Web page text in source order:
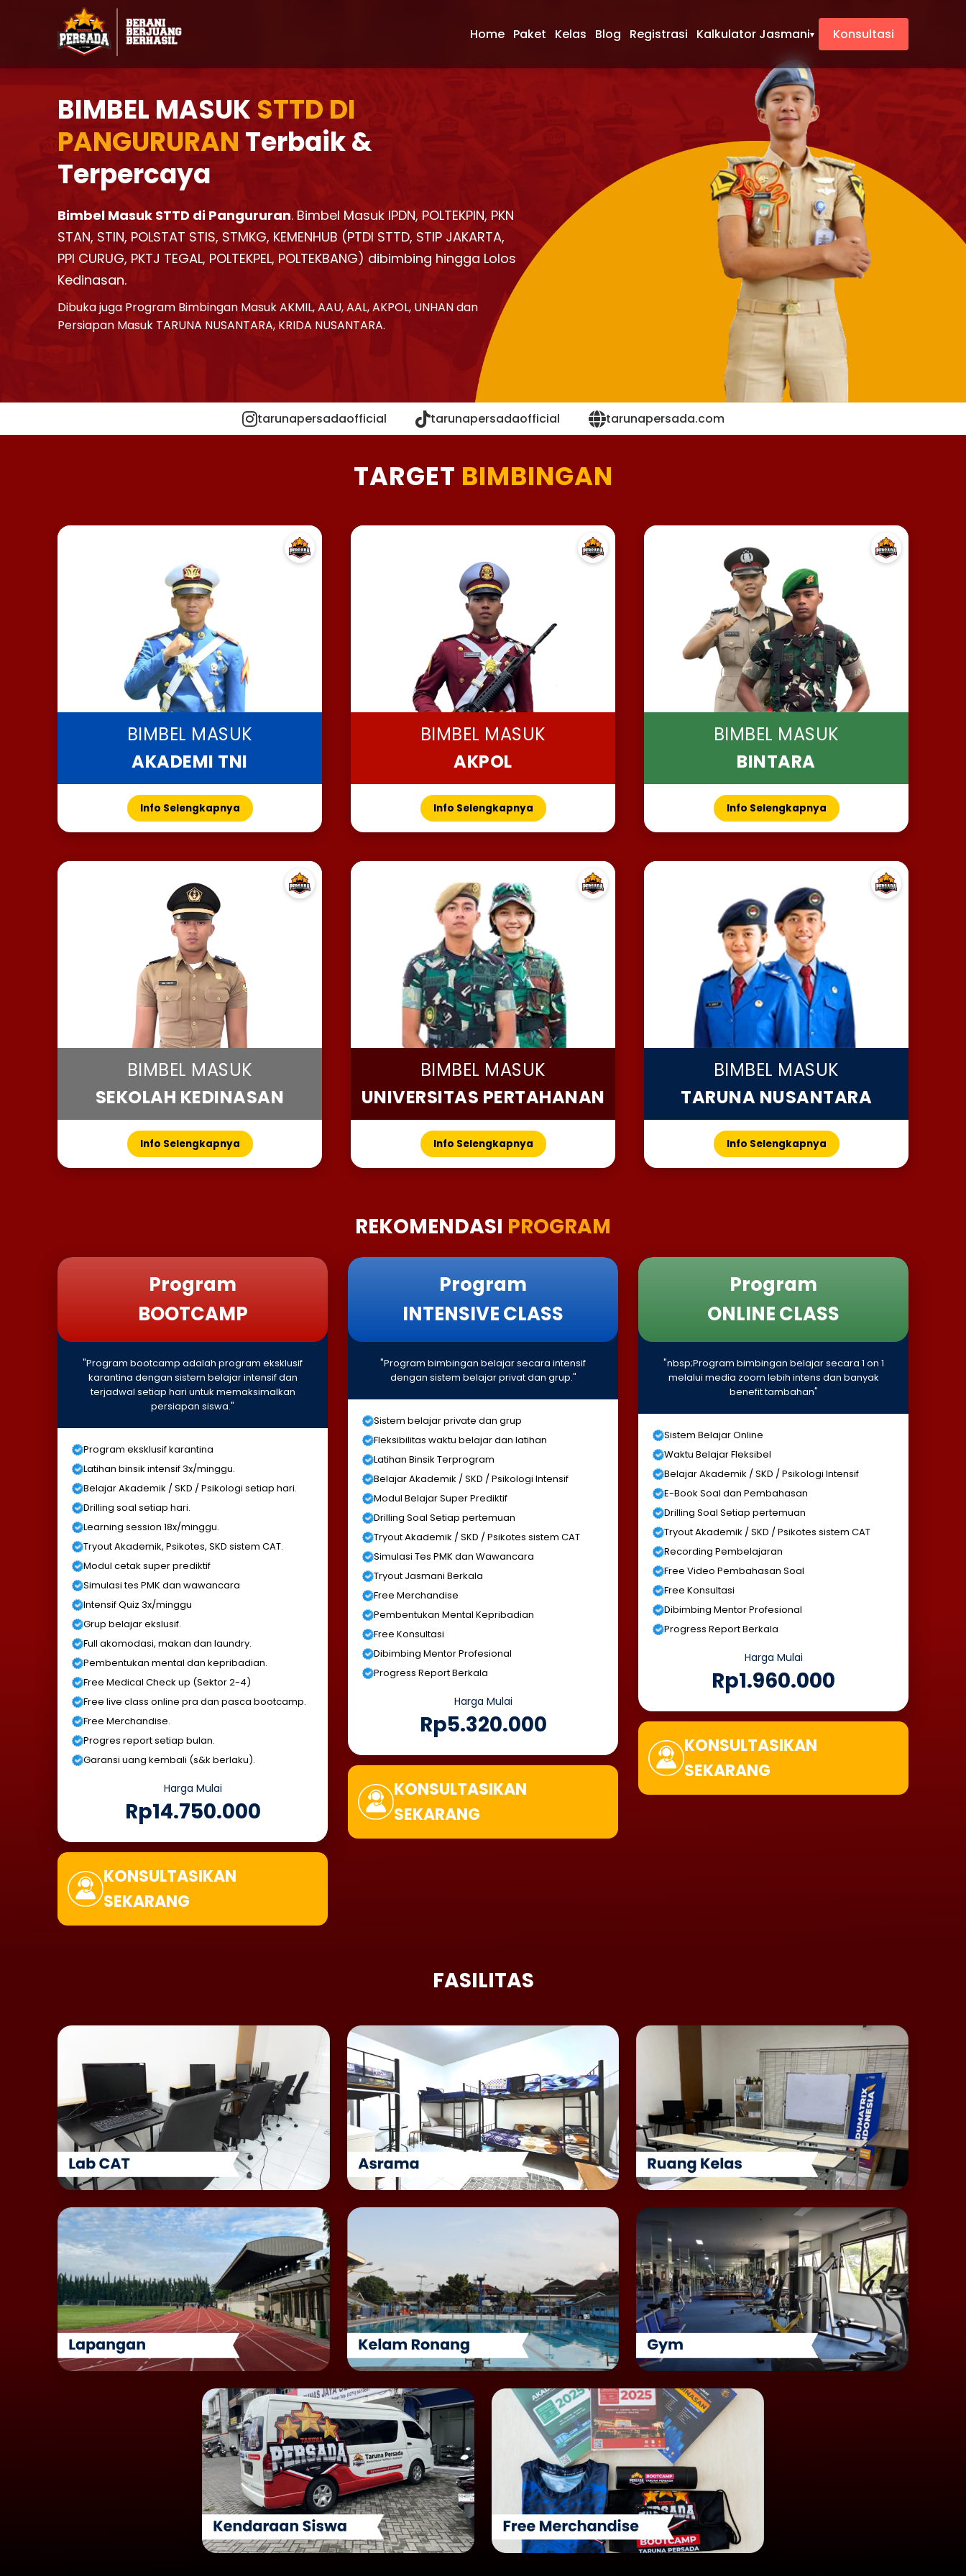
Home Paket Kelas Blog Registrasi Kalkulator Jasmani▾ Konsultasi
BIMBEL MASUK STTD DI
PANGURURAN Terbaik &
Terpercaya
Bimbel Masuk STTD di Pangururan. Bimbel Masuk IPDN, POLTEKPIN, PKN
STAN, STIN, POLSTAT STIS, STMKG, KEMENHUB (PTDI STTD, STIP JAKARTA,
PPI CURUG, PKTJ TEGAL, POLTEKPEL, POLTEKBANG) dibimbing hingga Lolos
Kedinasan.
Dibuka juga Program Bimbingan Masuk AKMIL, AAU, AAL, AKPOL, UNHAN dan
Persiapan Masuk TARUNA NUSANTARA, KRIDA NUSANTARA.
tarunapersadaofficial tarunapersadaofficial tarunapersada.com
TARGET BIMBINGAN
BIMBEL MASUK
AKADEMI TNI
Info Selengkapnya
BIMBEL MASUK
AKPOL
Info Selengkapnya
BIMBEL MASUK
BINTARA
Info Selengkapnya
BIMBEL MASUK
SEKOLAH KEDINASAN
Info Selengkapnya
BIMBEL MASUK
UNIVERSITAS PERTAHANAN
Info Selengkapnya
BIMBEL MASUK
TARUNA NUSANTARA
Info Selengkapnya
REKOMENDASI PROGRAM
Program
BOOTCAMP
"Program bootcamp adalah program eksklusif
karantina dengan sistem belajar intensif dan
terjadwal setiap hari untuk memaksimalkan
persiapan siswa."
Program eksklusif karantina
Latihan binsik intensif 3x/minggu.
Belajar Akademik / SKD / Psikologi setiap hari.
Drilling soal setiap hari.
Learning session 18x/minggu.
Tryout Akademik, Psikotes, SKD sistem CAT.
Modul cetak super prediktif
Simulasi tes PMK dan wawancara
Intensif Quiz 3x/minggu
Grup belajar ekslusif.
Full akomodasi, makan dan laundry.
Pembentukan mental dan kepribadian.
Free Medical Check up (Sektor 2-4)
Free live class online pra dan pasca bootcamp.
Free Merchandise.
Progres report setiap bulan.
Garansi uang kembali (s&k berlaku).
Harga Mulai
Rp14.750.000
KONSULTASIKAN
SEKARANG
Program
INTENSIVE CLASS
"Program bimbingan belajar secara intensif
dengan sistem belajar privat dan grup."
Sistem belajar private dan grup
Fleksibilitas waktu belajar dan latihan
Latihan Binsik Terprogram
Belajar Akademik / SKD / Psikologi Intensif
Modul Belajar Super Prediktif
Drilling Soal Setiap pertemuan
Tryout Akademik / SKD / Psikotes sistem CAT
Simulasi Tes PMK dan Wawancara
Tryout Jasmani Berkala
Free Merchandise
Pembentukan Mental Kepribadian
Free Konsultasi
Dibimbing Mentor Profesional
Progress Report Berkala
Harga Mulai
Rp5.320.000
KONSULTASIKAN
SEKARANG
Program
ONLINE CLASS
"nbsp;Program bimbingan belajar secara 1 on 1
melalui media zoom lebih intens dan banyak
benefit tambahan"
Sistem Belajar Online
Waktu Belajar Fleksibel
Belajar Akademik / SKD / Psikologi Intensif
E-Book Soal dan Pembahasan
Drilling Soal Setiap pertemuan
Tryout Akademik / SKD / Psikotes sistem CAT
Recording Pembelajaran
Free Video Pembahasan Soal
Free Konsultasi
Dibimbing Mentor Profesional
Progress Report Berkala
Harga Mulai
Rp1.960.000
KONSULTASIKAN
SEKARANG
FASILITAS